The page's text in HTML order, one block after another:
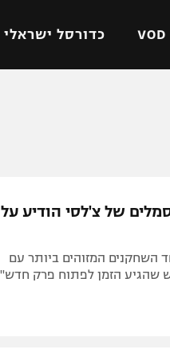
VOD כדורסל ישראלי
הפועל ירושלים
של צ'לסי הודיע על
השחקנים המזוהים ביותר עם